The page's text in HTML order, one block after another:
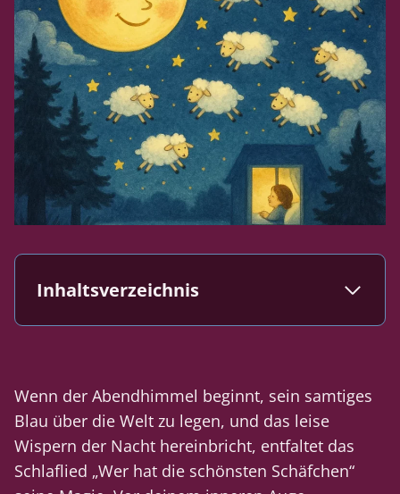
Inhaltsverzeichnis
Wenn der Abendhimmel beginnt, sein samtiges
Blau über die Welt zu legen, und das leise
Wispern der Nacht hereinbricht, entfaltet das
Schlaflied „Wer hat die schönsten Schäfchen“